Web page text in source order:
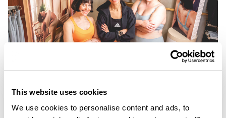
This website uses cookies
We use cookies to personalise content and ads, to
Perfect Fit